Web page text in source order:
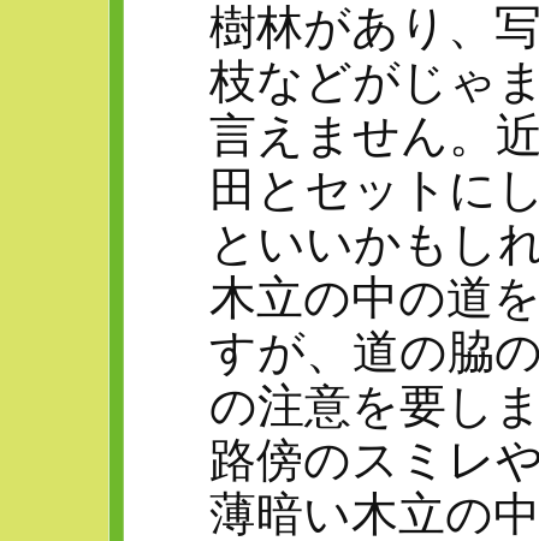
樹林があり、
枝などがじゃ
言えません。
田とセットに
といいかもし
木立の中の道
すが、道の脇
の注意を要し
路傍のスミレ
薄暗い木立の